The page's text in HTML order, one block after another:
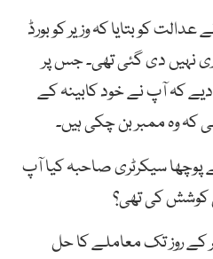
کو بتایا کہ وزیر کو بورڈ
نہیں دی گئی تھی۔ جس پر
کہ آپ نے خود کابینہ کے
وہ ممبر بن چکی ہیں۔
سیکرٹری صاحبہ کیا آپ
کوشش کی تھی؟
کے روز تک معاملے کا حل